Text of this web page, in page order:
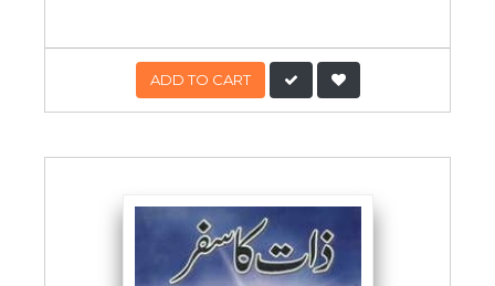
ADD TO CART